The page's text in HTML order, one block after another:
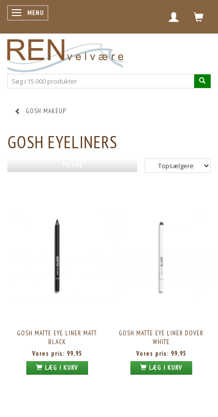
SKIFTE NAVIGATION
MENU
GOSH MAKEUP
GOSH EYELINERS
FILTRE
GOSH MATTE EYE LINER MATT
BLACK
Vores pris: 99,95
LÆG I KURV
GOSH MATTE EYE LINER DOVER
WHITE
Vores pris: 99,95
LÆG I KURV